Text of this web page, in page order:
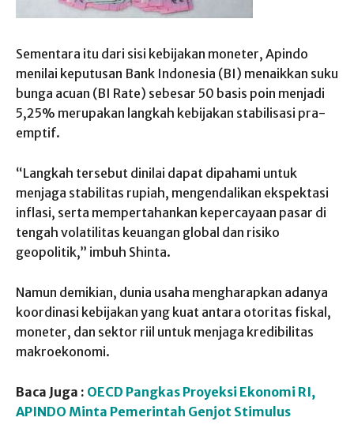
Sementara itu dari sisi kebijakan moneter, Apindo
menilai keputusan Bank Indonesia (BI) menaikkan suku
bunga acuan (BI Rate) sebesar 50 basis poin menjadi
5,25% merupakan langkah kebijakan stabilisasi pra-
emptif.
“Langkah tersebut dinilai dapat dipahami untuk
menjaga stabilitas rupiah, mengendalikan ekspektasi
inflasi, serta mempertahankan kepercayaan pasar di
tengah volatilitas keuangan global dan risiko
geopolitik,” imbuh Shinta.
Namun demikian, dunia usaha mengharapkan adanya
koordinasi kebijakan yang kuat antara otoritas fiskal,
moneter, dan sektor riil untuk menjaga kredibilitas
makroekonomi.
Baca Juga : OECD Pangkas Proyeksi Ekonomi RI,
APINDO Minta Pemerintah Genjot Stimulus